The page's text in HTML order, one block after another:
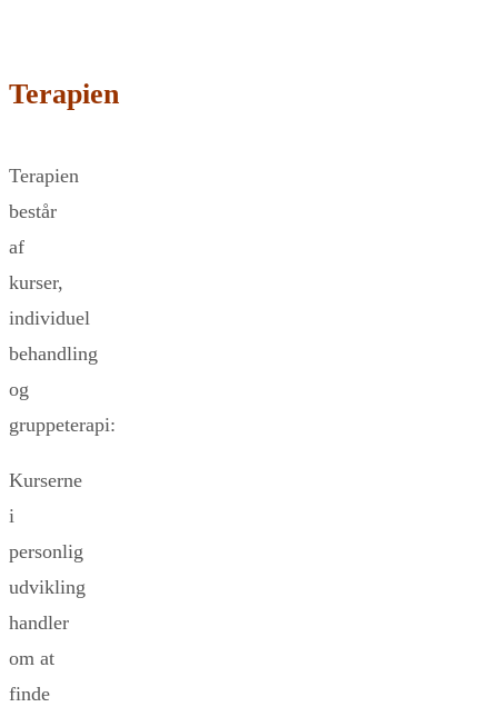
Terapien
Terapien
består
af
kurser,
individuel
behandling
og
gruppeterapi:
Kurserne
i
personlig
udvikling
handler
om at
finde